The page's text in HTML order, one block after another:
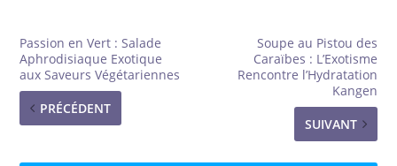
Passion en Vert : Salade
Aphrodisiaque Exotique
aux Saveurs Végétariennes
PRÉCÉDENT
Soupe au Pistou des
Caraïbes : L’Exotisme
Rencontre l’Hydratation
Kangen
SUIVANT